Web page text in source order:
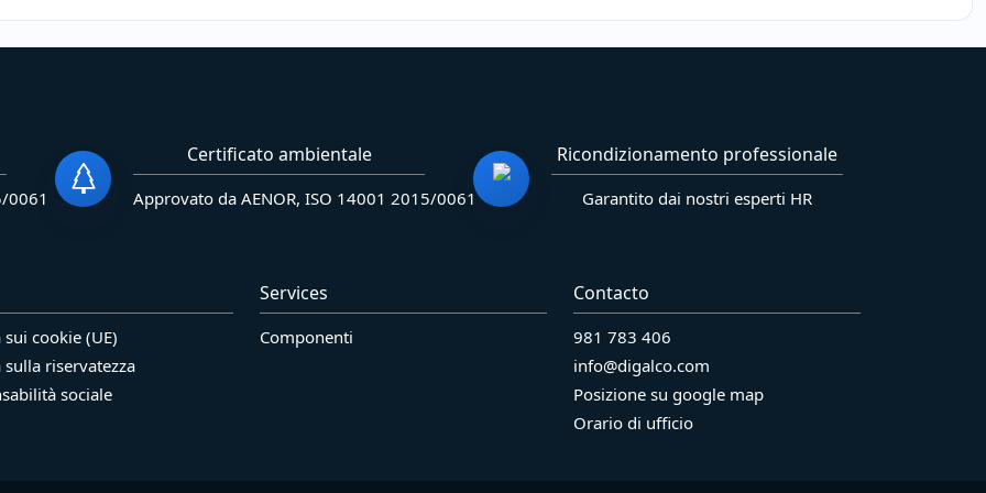
0061
Certificato ambientale
Approvato da AENOR, ISO 14001 2015/0061
Ricondizionamento professionale
Garantito dai nostri esperti HR
cookie (UE)
sulla riservatezza
sociale
Services
Componenti
Contacto
981 783 406
info@digalco.com
Posizione su google map
Orario di ufficio